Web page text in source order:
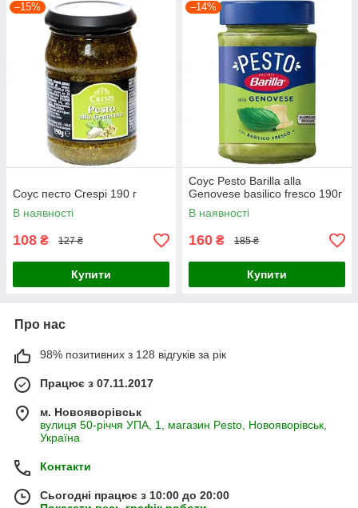
–15%
Соус песто Crespi 190 г
В наявності
108 ₴ 127 ₴
Купити
–14%
Соус Pesto Barilla alla
Genovese basilico fresco 190г
В наявності
160 ₴ 185 ₴
Купити
Про нас
98% позитивних з 128 відгуків за рік
Працює з 07.11.2017
м. Новояворівськ
вулиця 50-річчя УПА, 1, магазин Pesto, Новояворівськ,
Україна
Контакти
Сьогодні працює з 10:00 до 20:00